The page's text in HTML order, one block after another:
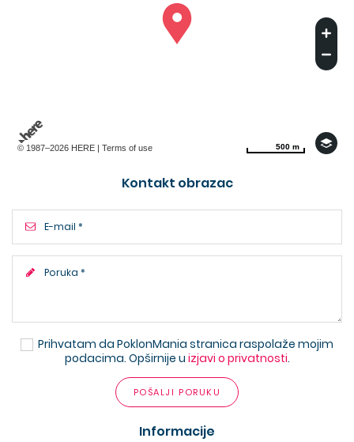
© 1987–2026 HERE | Terms of use 500 m
500 m
Kontakt obrazac
Prihvatam da PoklonMania stranica raspolaže mojim
podacima. Opširnije u izjavi o privatnosti.
POŠALJI PORUKU
Informacije